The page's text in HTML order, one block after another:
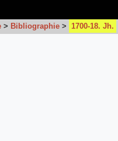
> Bibliographie > 1700-18. Jh.